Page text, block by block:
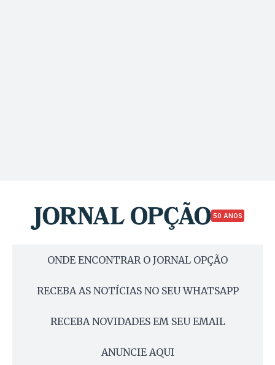
50 ANOS
ONDE ENCONTRAR O JORNAL OPÇÃO
RECEBA AS NOTÍCIAS NO SEU WHATSAPP
RECEBA NOVIDADES EM SEU EMAIL
ANUNCIE AQUI